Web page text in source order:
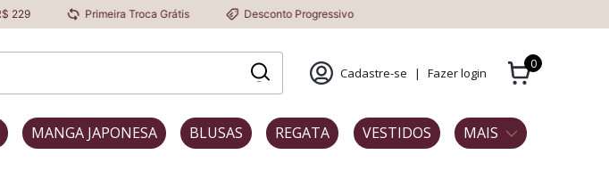
Primeira Troca Grátis Desconto Progressivo
Cadastre-se | Fazer login
0
MANGA JAPONESA BLUSAS REGATA VESTIDOS MAIS